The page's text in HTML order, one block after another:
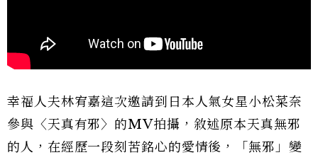
幸福人夫林宥嘉這次邀請到日本人氣女星小松菜奈
參與〈天真有邪〉的MV拍攝，敘述原本天真無邪
的人，在經歷一段刻苦銘心的愛情後，「無邪」變